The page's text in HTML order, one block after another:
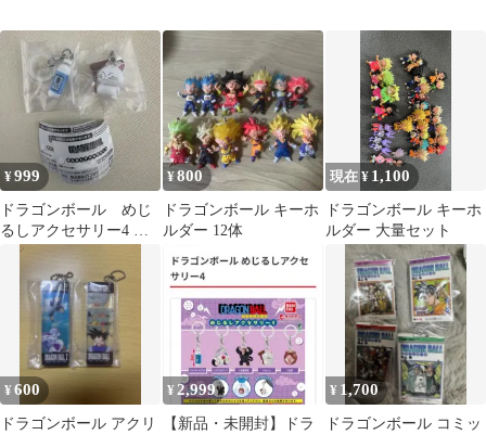
¥999
ドラゴンボール めじ
るしアクセサリー4 カ
リン様 ポイポイカプ
¥800
ドラゴンボール キーホ
ルダー 12体
現在 ¥ 1,100
ドラゴンボール キーホ
ルダー 大量セット
¥600
ドラゴンボール アクリ
¥ 2,999
【新品・未開封】ドラ
¥ 1,700
ドラゴンボール コミッ